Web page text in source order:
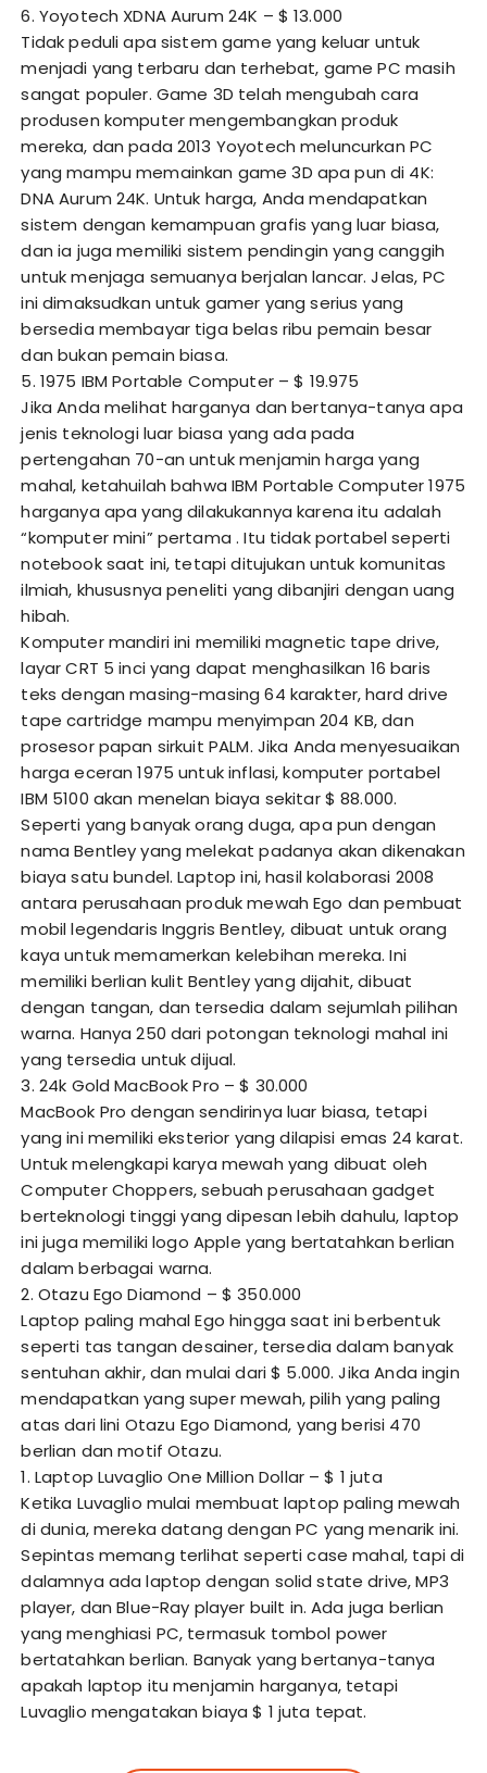
6. Yoyotech XDNA Aurum 24K – $ 13.000
Tidak peduli apa sistem game yang keluar untuk
menjadi yang terbaru dan terhebat, game PC masih
sangat populer. Game 3D telah mengubah cara
produsen komputer mengembangkan produk
mereka, dan pada 2013 Yoyotech meluncurkan PC
yang mampu memainkan game 3D apa pun di 4K:
DNA Aurum 24K. Untuk harga, Anda mendapatkan
sistem dengan kemampuan grafis yang luar biasa,
dan ia juga memiliki sistem pendingin yang canggih
untuk menjaga semuanya berjalan lancar. Jelas, PC
ini dimaksudkan untuk gamer yang serius yang
bersedia membayar tiga belas ribu pemain besar
dan bukan pemain biasa.
5. 1975 IBM Portable Computer – $ 19.975
Jika Anda melihat harganya dan bertanya-tanya apa
jenis teknologi luar biasa yang ada pada
pertengahan 70-an untuk menjamin harga yang
mahal, ketahuilah bahwa IBM Portable Computer 1975
harganya apa yang dilakukannya karena itu adalah
“komputer mini” pertama . Itu tidak portabel seperti
notebook saat ini, tetapi ditujukan untuk komunitas
ilmiah, khususnya peneliti yang dibanjiri dengan uang
hibah.
Komputer mandiri ini memiliki magnetic tape drive,
layar CRT 5 inci yang dapat menghasilkan 16 baris
teks dengan masing-masing 64 karakter, hard drive
tape cartridge mampu menyimpan 204 KB, dan
prosesor papan sirkuit PALM. Jika Anda menyesuaikan
harga eceran 1975 untuk inflasi, komputer portabel
IBM 5100 akan menelan biaya sekitar $ 88.000.
Seperti yang banyak orang duga, apa pun dengan
nama Bentley yang melekat padanya akan dikenakan
biaya satu bundel. Laptop ini, hasil kolaborasi 2008
antara perusahaan produk mewah Ego dan pembuat
mobil legendaris Inggris Bentley, dibuat untuk orang
kaya untuk memamerkan kelebihan mereka. Ini
memiliki berlian kulit Bentley yang dijahit, dibuat
dengan tangan, dan tersedia dalam sejumlah pilihan
warna. Hanya 250 dari potongan teknologi mahal ini
yang tersedia untuk dijual.
3. 24k Gold MacBook Pro – $ 30.000
MacBook Pro dengan sendirinya luar biasa, tetapi
yang ini memiliki eksterior yang dilapisi emas 24 karat.
Untuk melengkapi karya mewah yang dibuat oleh
Computer Choppers, sebuah perusahaan gadget
berteknologi tinggi yang dipesan lebih dahulu, laptop
ini juga memiliki logo Apple yang bertatahkan berlian
dalam berbagai warna.
2. Otazu Ego Diamond – $ 350.000
Laptop paling mahal Ego hingga saat ini berbentuk
seperti tas tangan desainer, tersedia dalam banyak
sentuhan akhir, dan mulai dari $ 5.000. Jika Anda ingin
mendapatkan yang super mewah, pilih yang paling
atas dari lini Otazu Ego Diamond, yang berisi 470
berlian dan motif Otazu.
1. Laptop Luvaglio One Million Dollar – $ 1 juta
Ketika Luvaglio mulai membuat laptop paling mewah
di dunia, mereka datang dengan PC yang menarik ini.
Sepintas memang terlihat seperti case mahal, tapi di
dalamnya ada laptop dengan solid state drive, MP3
player, dan Blue-Ray player built in. Ada juga berlian
yang menghiasi PC, termasuk tombol power
bertatahkan berlian. Banyak yang bertanya-tanya
apakah laptop itu menjamin harganya, tetapi
Luvaglio mengatakan biaya $ 1 juta tepat.